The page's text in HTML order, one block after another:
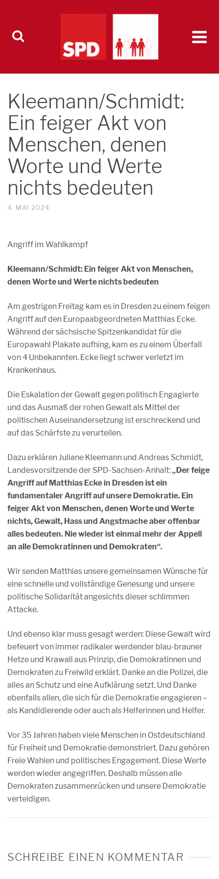
Kleemann/Schmidt:
Ein feiger Akt von
Menschen, denen
Worte und Werte
nichts bedeuten
4. MAI 2024
Angriff im Wahlkampf
Kleemann/Schmidt: Ein feiger Akt von Menschen,
denen Worte und Werte nichts bedeuten
Am gestrigen Freitag kam es in Dresden zu einem feigen
Angriff auf den Europaabgeordneten Matthias Ecke.
Während der sächsische Spitzenkandidat für die
Europawahl Plakate aufhing, kam es zu einem Überfall
von 4 Unbekannten. Ecke liegt schwer verletzt im
Krankenhaus.
Die Eskalation der Gewalt gegen politisch Engagierte
und das Ausmaß der rohen Gewalt als Mittel der
politischen Auseinandersetzung ist erschreckend und
auf das Schärfste zu verurteilen.
Dazu erklären Juliane Kleemann und Andreas Schmidt,
Landesvorsitzende der SPD-Sachsen-Anhalt:„Der feige
Angriff auf Matthias Ecke in Dresden ist ein
fundamentaler Angriff auf unsere Demokratie. Ein
feiger Akt von Menschen, denen Worte und Werte
nichts, Gewalt, Hass und Angstmache aber offenbar
alles bedeuten. Nie wieder ist einmal mehr der Appell
an alle Demokratinnen und Demokraten“.
Wir senden Matthias unsere gemeinsamen Wünsche für
eine schnelle und vollständige Genesung und unsere
politische Solidarität angesichts dieser schlimmen
Attacke.
Und ebenso klar muss gesagt werden: Diese Gewalt wird
befeuert von immer radikaler werdender blau-brauner
Hetze und Krawall aus Prinzip, die Demokratinnen und
Demokraten zu Freiwild erklärt. Danke an die Polizei, die
alles an Schutz und eine Aufklärung setzt. Und Danke
ebenfalls allen, die sich für die Demokratie engagieren –
als Kandidierende oder auch als Helferinnen und Helfer.
Vor 35 Jahren haben viele Menschen in Ostdeutschland
für Freiheit und Demokratie demonstriert. Dazu gehören
Freie Wahlen und politisches Engagement. Diese Werte
werden wieder angegriffen. Deshalb müssen alle
Demokraten zusammenrücken und unsere Demokratie
verteidigen.
SCHREIBE EINEN KOMMENTAR